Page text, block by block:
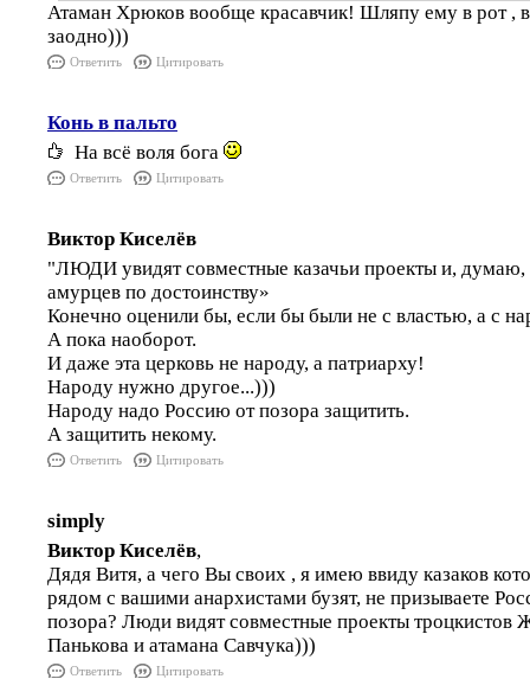
Атаман Хрюков вообще красавчик! Шляпу ему в рот ,
заодно)))
Ответить Цитировать
Конь в пальто
На всё воля бога
Ответить Цитировать
Виктор Киселёв
"ЛЮДИ увидят совместные казачьи проекты и, думаю,
амурцев по достоинству»
Конечно оценили бы, если бы были не с властью, а с
А пока наоборот.
И даже эта церковь не народу, а патриарху!
Народу нужно другое...)))
Народу надо Россию от позора защитить.
А защитить некому.
Ответить Цитировать
simply
Виктор Киселёв,
Дядя Витя, а чего Вы своих , я имею ввиду казаков
рядом с вашими анархистами бузят, не призываете
позора? Люди видят совместные проекты троцкистов
Панькова и атамана Савчука)))
Ответить Цитировать